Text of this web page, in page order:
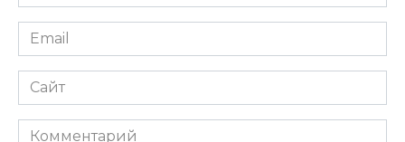
Email
Сайт
Комментарий